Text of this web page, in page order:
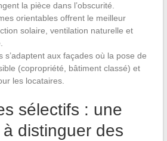
la pièce dans l’obscurité.
orientables offrent le meilleur
solaire, ventilation naturelle et
s’adaptent aux façades où la pose de
(copropriété, bâtiment classé) et
les locataires.
sélectifs : une
distinguer des